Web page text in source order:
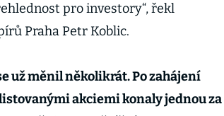
pro investory“, řekl
Praha Petr Koblic.
už měnil několikrát. Po zahájení
akciemi konaly jednou za